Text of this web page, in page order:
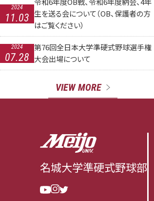
2024
11.03 生を送る会について（OB、保護者の方
はご覧ください）
2024
07.28
第76回全日本大学準硬式野球選手権
大会出場について
VIEW MORE
名城大学準硬式野球部